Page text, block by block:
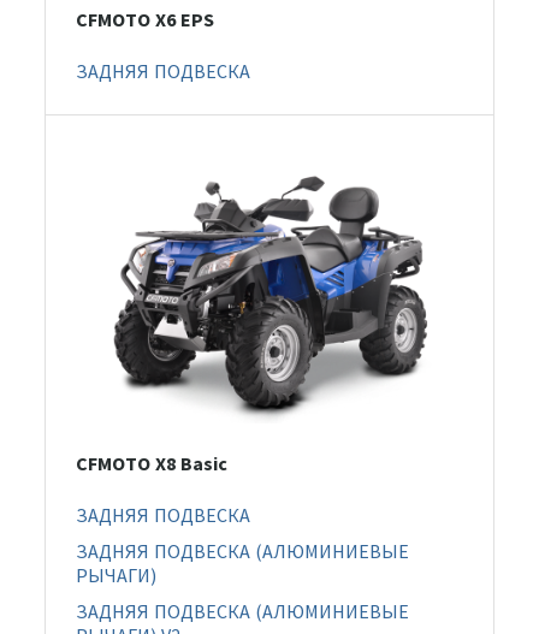
CFMOTO X6 EPS
ЗАДНЯЯ ПОДВЕСКА
CFMOTO X8 Basic
ЗАДНЯЯ ПОДВЕСКА
ЗАДНЯЯ ПОДВЕСКА (АЛЮМИНИЕВЫЕ
РЫЧАГИ)
ЗАДНЯЯ ПОДВЕСКА (АЛЮМИНИЕВЫЕ